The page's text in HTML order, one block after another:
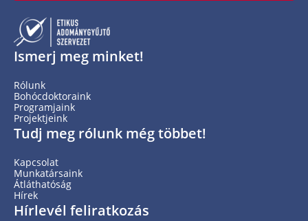
Ismerj meg minket!
Rólunk
Bohócdoktoraink
Programjaink
Projektjeink
Tudj meg rólunk még többet!
Kapcsolat
Munkatársaink
Átláthatóság
Hírek
Hírlevél feliratkozás